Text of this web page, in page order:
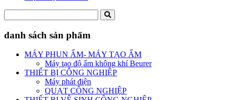
danh sách sản phẩm
MÁY PHUN ẨM- MÁY TẠO ẨM
Máy tạo độ ẩm không khí Beurer
THIẾT BỊ CÔNG NGHIỆP
Máy phát điện
QUẠT CÔNG NGHIỆP